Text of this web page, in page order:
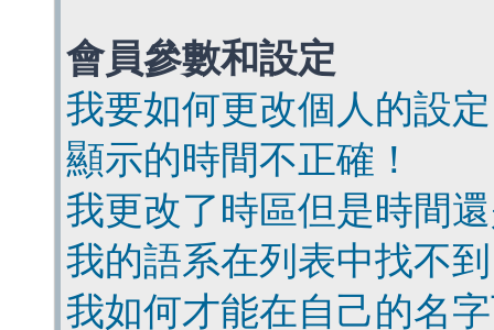
會員參數和設定
我要如何更改個人的設
顯示的時間不正確！
我更改了時區但是時間
我的語系在列表中找不
我如何才能在自己的名